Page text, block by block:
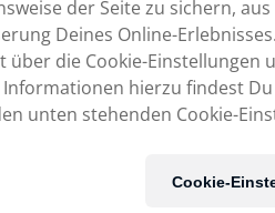
der Seite zu sichern,
Deines Online-
über die Cookie-Einstellungen
hierzu findest
unten stehenden Cookie-
Cookie-